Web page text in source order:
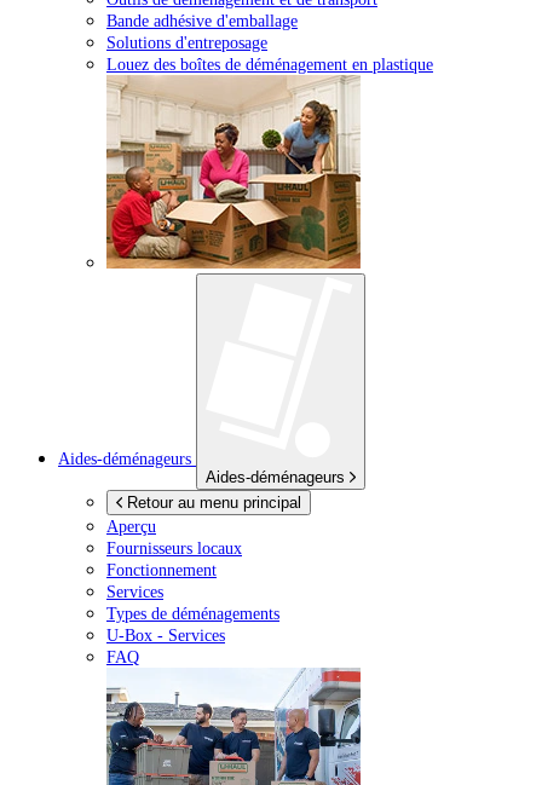
Bande adhésive d'emballage
Solutions d'entreposage
Louez des boîtes de déménagement en plastique
Aides-déménageurs
Aides-déménageurs
Retour au menu principal
Aperçu
Fournisseurs locaux
Fonctionnement
Services
Types de déménagements
U-Box - Services
FAQ